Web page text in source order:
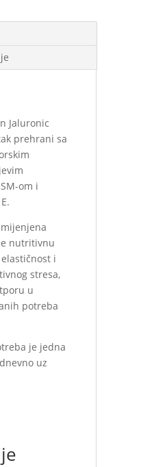
Jaluronic
prehrani sa
om i
nutritivnu
i
stresa,
u
potreba
je jedna
uz